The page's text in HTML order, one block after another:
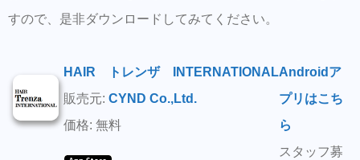
すので、是非ダウンロードしてみてください。
HAIR トレンザ INTERNATIONAL
販売元: CYND Co.,Ltd.
価格: 無料
Androidア
プリはこち
ら
スタッフ募